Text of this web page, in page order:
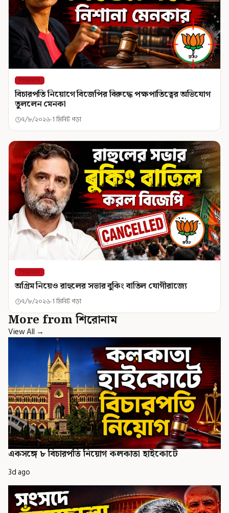
শিরোনাম
বিচারপতি নিয়োগে বিজেপির বিরুদ্ধে পক্ষপাতিত্বের অভিযোগ
তুললেন মেনকা
৭/৮/২০২৬ 1 মিনিট পড়া
শিরোনাম
অগ্রিম নিয়েও রাহুলের সভার বুকিং বাতিল যোগীরাজ্যে
৭/৮/২০২৬ 1 মিনিট পড়া
More from শিরোনাম
View All →
একসঙ্গে ৮ বিচারপতি নিয়োগ কলকাতা হাইকোর্টে
3d ago